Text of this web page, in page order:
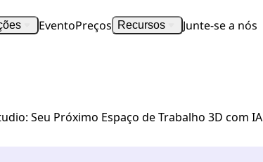
EventoPreços Recursos Junte-se a nós
Seu Próximo Espaço de Trabalho 3D com IA